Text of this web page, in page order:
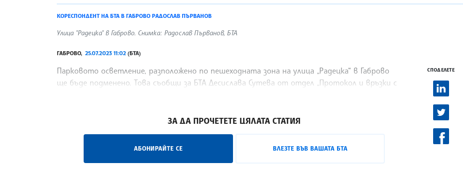
КОРЕСПОНДЕНТ НА БТА В ГАБРОВО РАДОСЛАВ ПЪРВАНОВ
Улица "Радецка" в Габрово. Снимка: Радослав Първанов, БТА
ГАБРОВО, 25.07.2023 11:02 (БТА)
Парковото осветление, разположено по пешеходната зона на улица „Радецка“ в Габрово
ще бъде подменено. Това съобщи за БТА Десислава Сутева от отдел „Протокол и връзки с
ЗА ДА ПРОЧЕТЕТЕ ЦЯЛАТА СТАТИЯ
АБОНИРАЙТЕ СЕ ВЛЕЗТЕ ВЪВ ВАШАТА БТА
СПОДЕЛЕТЕ